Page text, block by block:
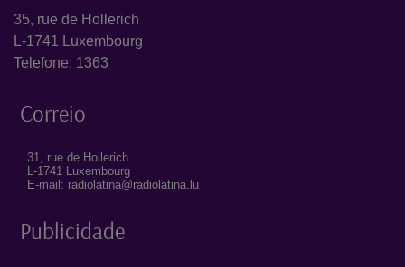
35, rue de Hollerich
L-1741 Luxembourg
Telefone: 1363
Correio
31, rue de Hollerich
L-1741 Luxembourg
E-mail: radiolatina@radiolatina.lu
Publicidade